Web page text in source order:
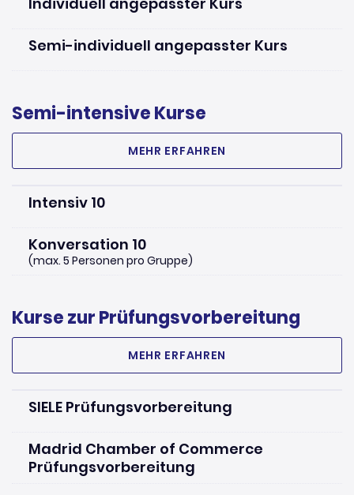
Semi-individuell angepasster Kurs
Semi-intensive Kurse
MEHR ERFAHREN
Intensiv 10
Konversation 10
(max. 5 Personen pro Gruppe)
Kurse zur Prüfungsvorbereitung
MEHR ERFAHREN
SIELE Prüfungsvorbereitung
Madrid Chamber of Commerce
Prüfungsvorbereitung